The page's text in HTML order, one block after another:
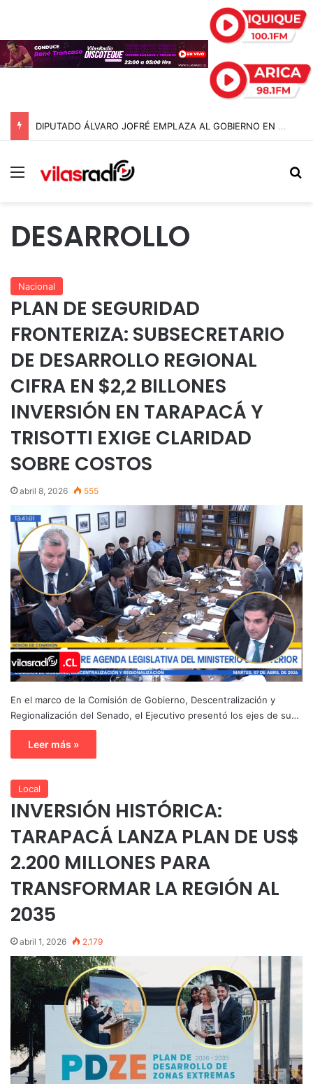
DIPUTADO ÁLVARO JOFRÉ EMPLAZA AL GOBIERNO EN EL CONGRESO POR EXPLOSIVO AUMENTO DE PERSONAS EN SITUACIÓN DE CALLE EN TARAPACÁ
Menú
DESARROLLO
Nacional
PLAN DE SEGURIDAD
FRONTERIZA: SUBSECRETARIO
DE DESARROLLO REGIONAL
CIFRA EN $2,2 BILLONES
INVERSIÓN EN TARAPACÁ Y
TRISOTTI EXIGE CLARIDAD
SOBRE COSTOS
abril 8, 2026 555
En el marco de la Comisión de Gobierno, Descentralización y
Regionalización del Senado, el Ejecutivo presentó los ejes de su…
Leer más »
Local
INVERSIÓN HISTÓRICA:
TARAPACÁ LANZA PLAN DE US$
2.200 MILLONES PARA
TRANSFORMAR LA REGIÓN AL
2035
abril 1, 2026 2.179